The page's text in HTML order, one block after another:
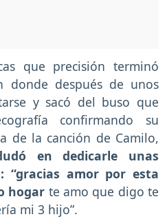
que precisión terminó
donde después de unos
y sacó del buso que
confirmando su
de la canción de Camilo,
en dedicarle unas
“gracias amor por esta
hogar te amo que digo te
mi 3 hijo”.